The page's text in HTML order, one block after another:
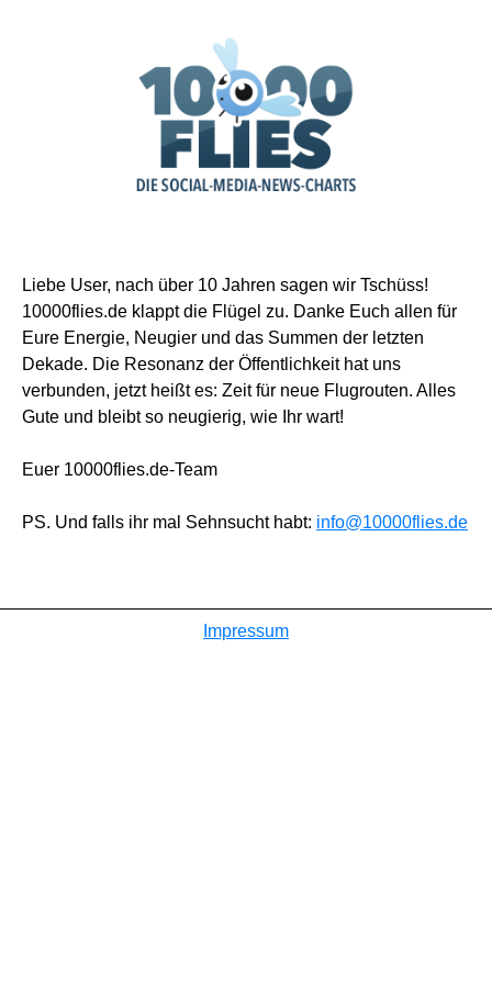
Liebe User, nach über 10 Jahren sagen wir Tschüss!
10000flies.de klappt die Flügel zu. Danke Euch allen für
Eure Energie, Neugier und das Summen der letzten
Dekade. Die Resonanz der Öffentlichkeit hat uns
verbunden, jetzt heißt es: Zeit für neue Flugrouten. Alles
Gute und bleibt so neugierig, wie Ihr wart!
Euer 10000flies.de-Team
PS. Und falls ihr mal Sehnsucht habt: info@10000flies.de
Impressum